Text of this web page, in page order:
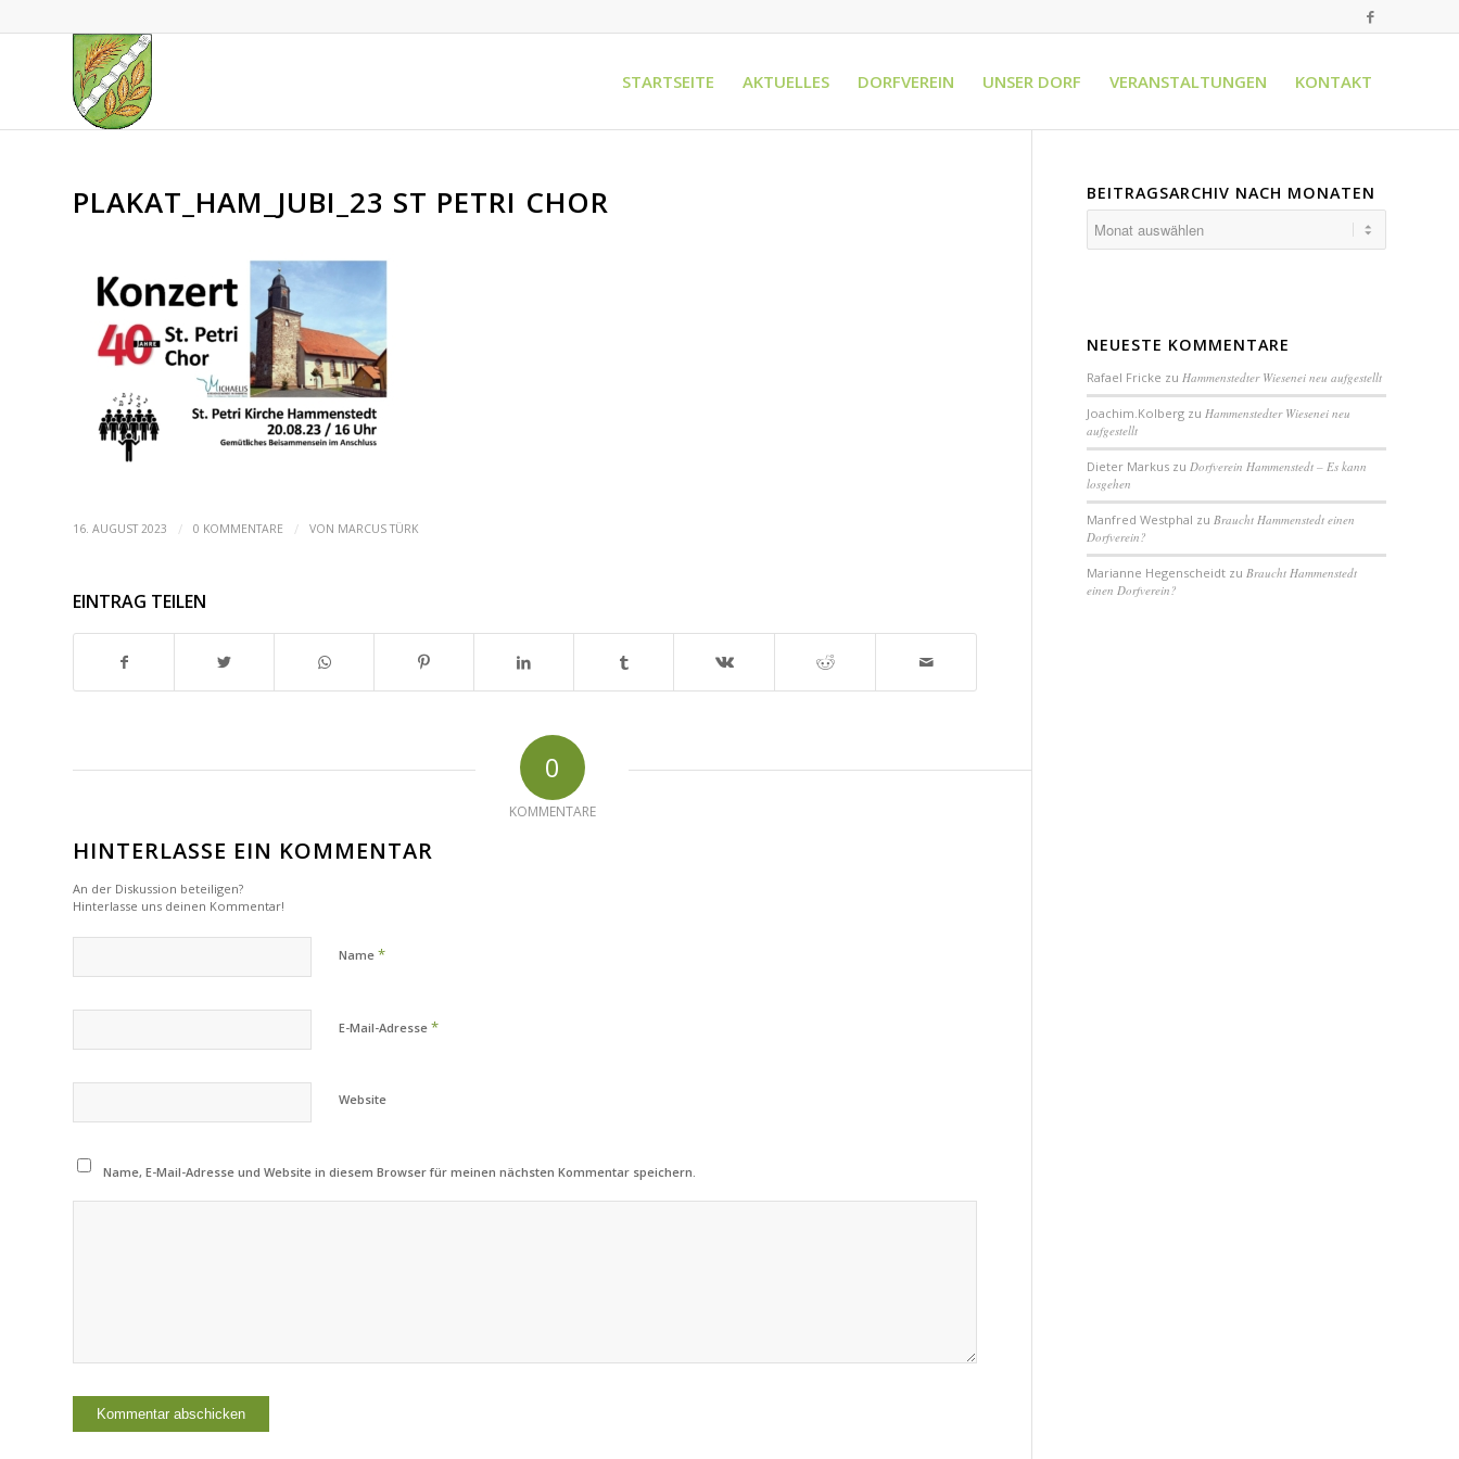
STARTSEITE AKTUELLES DORFVEREIN UNSER DORF VERANSTALTUNGEN KONTAKT
PLAKAT_HAM_JUBI_23 ST PETRI CHOR
16. AUGUST 2023 / 0 KOMMENTARE / VON MARCUS TÜRK
EINTRAG TEILEN
0
KOMMENTARE
HINTERLASSE EIN KOMMENTAR
An der Diskussion beteiligen?
Hinterlasse uns deinen Kommentar!
Name *
E-Mail-Adresse *
Website
Name, E-Mail-Adresse und Website in diesem Browser für meinen nächsten Kommentar speichern.
BEITRAGSARCHIV NACH MONATEN
NEUESTE KOMMENTARE
Rafael Fricke zuHammenstedter Wiesenei neu aufgestellt
Joachim.Kolberg zuHammenstedter Wiesenei neu
aufgestellt
Dieter Markus zuDorfverein Hammenstedt – Es kann
losgehen
Manfred Westphal zuBraucht Hammenstedt einen
Dorfverein?
Marianne Hegenscheidt zuBraucht Hammenstedt
einen Dorfverein?